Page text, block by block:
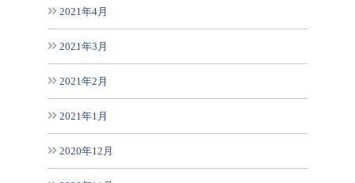
2021年4月
2021年3月
2021年2月
2021年1月
2020年12月